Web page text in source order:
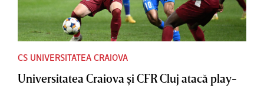
CS UNIVERSITATEA CRAIOVA
Universitatea Craiova şi CFR Cluj atacă play-